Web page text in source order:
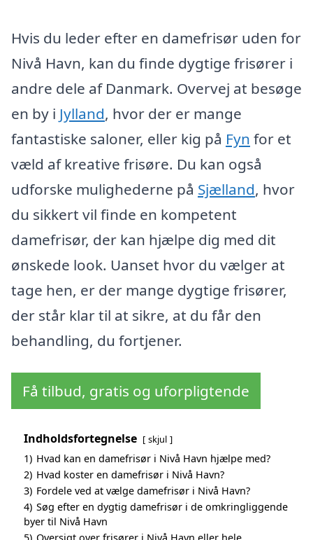
Hvis du leder efter en damefrisør uden for
Nivå Havn, kan du finde dygtige frisører i
andre dele af Danmark. Overvej at besøge
en by i Jylland, hvor der er mange
fantastiske saloner, eller kig på Fyn for et
væld af kreative frisøre. Du kan også
udforske mulighederne på Sjælland, hvor
du sikkert vil finde en kompetent
damefrisør, der kan hjælpe dig med dit
ønskede look. Uanset hvor du vælger at
tage hen, er der mange dygtige frisører,
der står klar til at sikre, at du får den
behandling, du fortjener.
Få tilbud, gratis og uforpligtende
Indholdsfortegnelse skjul
1) Hvad kan en damefrisør i Nivå Havn hjælpe med?
2) Hvad koster en damefrisør i Nivå Havn?
3) Fordele ved at vælge damefrisør i Nivå Havn?
4) Søg efter en dygtig damefrisør i de omkringliggende
byer til Nivå Havn
5) Oversigt over frisører i Nivå Havn eller hele